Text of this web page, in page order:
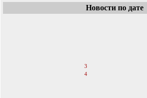
Новости по дате
3
4